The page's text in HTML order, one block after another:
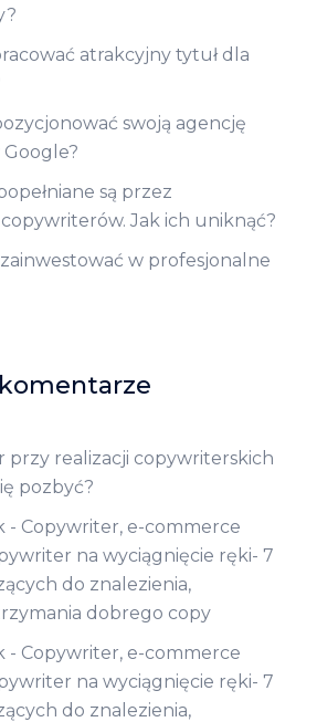
atrakcyjny tytuł dla
swoją agencję
są przez
Jak ich uniknąć?
w profesjonalne
przy realizacji copywriterskich
pozbyć?
- Copywriter, e-commerce
na wyciągnięcie ręki- 7
do znalezienia,
dobrego copy
- Copywriter, e-commerce
na wyciągnięcie ręki- 7
do znalezienia,